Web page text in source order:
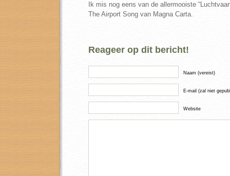
Ik mis nog eens van de allermooiste
The Airport Song van Magna Carta.
Reageer op dit bericht!
Naam (vereist)
E-mail (zal niet
Website